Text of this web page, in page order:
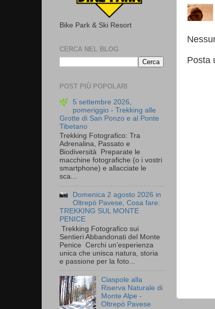
Posta
Bike Park & Ski Resort
CERCA NEL BLOG
POST PIÙ POPOLARI
5 settembre 2026,
pomeriggio - Trekking alle
Grotte di San Ponzo e al Ponte
Tibetano
Trekking Fotografico: Tra
Adrenalina, Passato e
Biodiversità Preparate le
macchine fotografiche (o i vostri
smartphone) e allacciate le
sca...
Domenica 2 agosto 2026 in
Oltrepò Pavese, Cosa fare:
TREKKING SUL MONTE
PENICE
Trekking Fotografico sui
Sentieri Abbandonati del Monte
Penice Cerchi un’esperienza
unica che unisca natura, storia
e passione per la foto...
Ciaspole alla
Riserva Naturale di
Monte Alpe -
Oltrepò Pavese